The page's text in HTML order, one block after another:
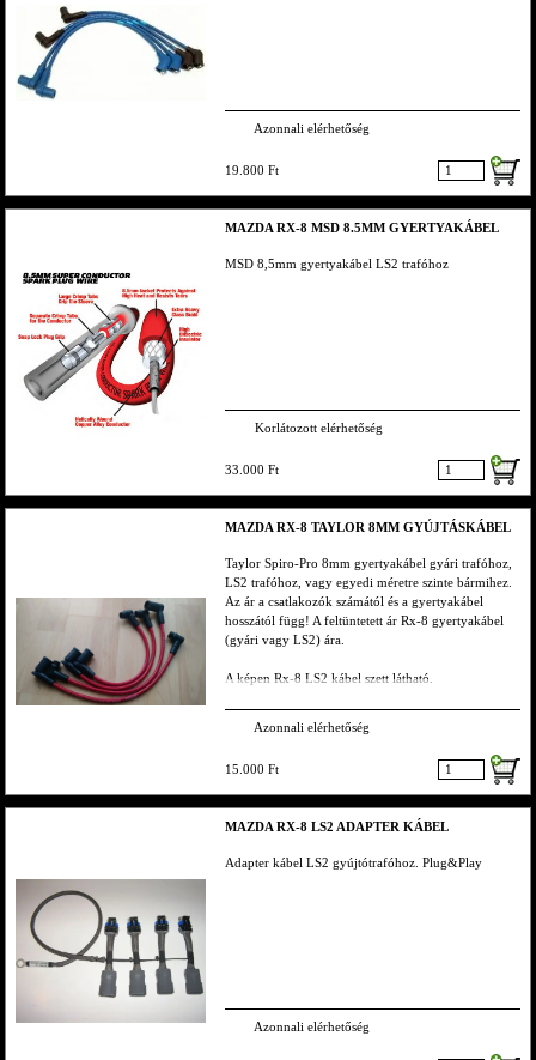
Azonnali elérhetőség
19.800 Ft
MAZDA RX-8 MSD 8.5MM GYERTYAKÁBEL
MSD 8,5mm gyertyakábel LS2 trafóhoz
Korlátozott elérhetőség
33.000 Ft
MAZDA RX-8 TAYLOR 8MM GYÚJTÁSKÁBEL
Taylor Spiro-Pro 8mm gyertyakábel gyári trafóhoz,
LS2 trafóhoz, vagy egyedi méretre szinte bármihez.
Az ár a csatlakozók számától és a gyertyakábel
hosszától függ! A feltüntetett ár Rx-8 gyertyakábel
(gyári vagy LS2) ára.
A képen Rx-8 LS2 kábel szett látható.
Azonnali elérhetőség
15.000 Ft
MAZDA RX-8 LS2 ADAPTER KÁBEL
Adapter kábel LS2 gyújtótrafóhoz. Plug&Play
Azonnali elérhetőség